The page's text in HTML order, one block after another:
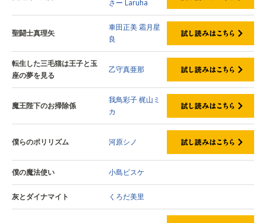
さー Laruha
聖闘士真理矢
車田正美霜月星
良
転生した三毛猫は王子と玉
座の夢を見る
乙守真亜那
魔王陛下のお掃除係
我鳥彩子梶山ミ
カ
僕らのポリリズム 河原シノ
僕の魔法使い 小島ビスケ
灰とダイナマイト くろだ美里